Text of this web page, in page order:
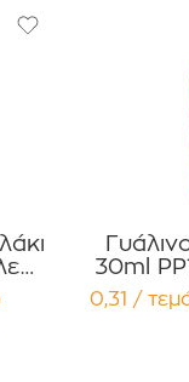
30ml
Αιθέρια
0,31 /